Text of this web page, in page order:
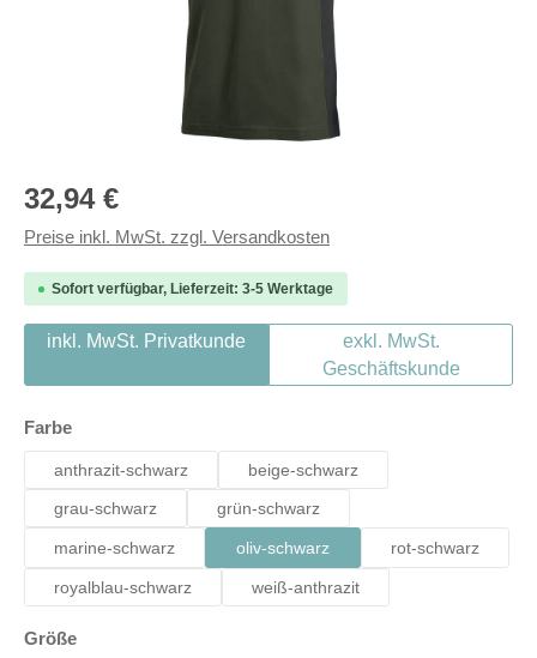
Regulärer Preis:
32,94 €
Preise inkl. MwSt. zzgl. Versandkosten
Sofort verfügbar, Lieferzeit: 3-5 Werktage
inkl. MwSt. Privatkunde
exkl. MwSt.
Geschäftskunde
Farbeauswählen
anthrazit-schwarz
beige-schwarz
grau-schwarz
grün-schwarz
marine-schwarz oliv-schwarz rot-schwarz
royalblau-schwarz weiß-anthrazit
Größeauswählen